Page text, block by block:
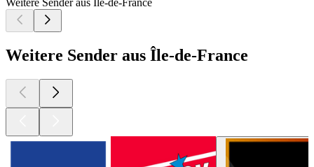
Weitere Sender aus Île-de-France